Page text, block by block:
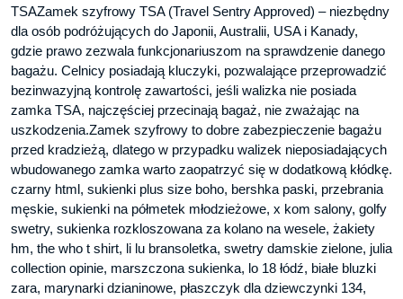
TSAZamek szyfrowy TSA (Travel Sentry Approved) – niezbędny
dla osób podróżujących do Japonii, Australii, USA i Kanady,
gdzie prawo zezwala funkcjonariuszom na sprawdzenie danego
bagażu. Celnicy posiadają kluczyki, pozwalające przeprowadzić
bezinwazyjną kontrolę zawartości, jeśli walizka nie posiada
zamka TSA, najczęściej przecinają bagaż, nie zważając na
uszkodzenia.Zamek szyfrowy to dobre zabezpieczenie bagażu
przed kradzieżą, dlatego w przypadku walizek nieposiadających
wbudowanego zamka warto zaopatrzyć się w dodatkową kłódkę.
czarny html, sukienki plus size boho, bershka paski, przebrania
męskie, sukienki na półmetek młodzieżowe, x kom salony, golfy
swetry, sukienka rozkloszowana za kolano na wesele, żakiety
hm, the who t shirt, li lu bransoletka, swetry damskie zielone, julia
collection opinie, marszczona sukienka, lo 18 łódź, białe bluzki
zara, marynarki dzianinowe, płaszczyk dla dziewczynki 134,